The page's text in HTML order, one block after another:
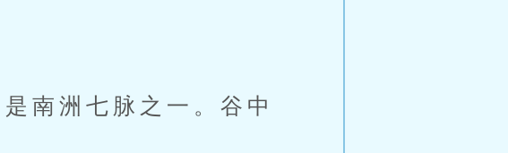
南洲七脉之一。谷中